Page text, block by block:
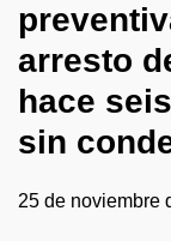
arresto
hace
sin
25 de noviembre